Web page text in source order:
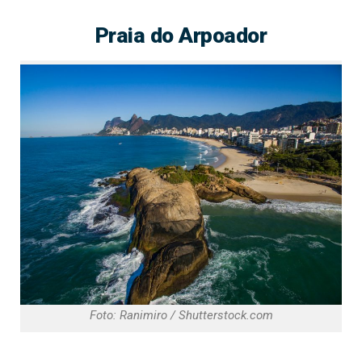
Praia do Arpoador
Foto: Ranimiro / Shutterstock.com